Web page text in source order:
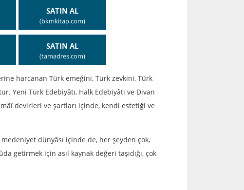
SATIN AL
(bkmkitap.com)
SATIN AL
(tamadres.com)
harcanan Türk emeğini, Türk zevkini, Türk
Yeni Türk Edebiyâtı, Halk Edebiyâtı ve Divan
devirleri ve şartları içinde, kendi estetiği ve
dünyâsı içinde de, her şeyden çok,
getirmek için asıl kaynak değeri taşıdığı, çok